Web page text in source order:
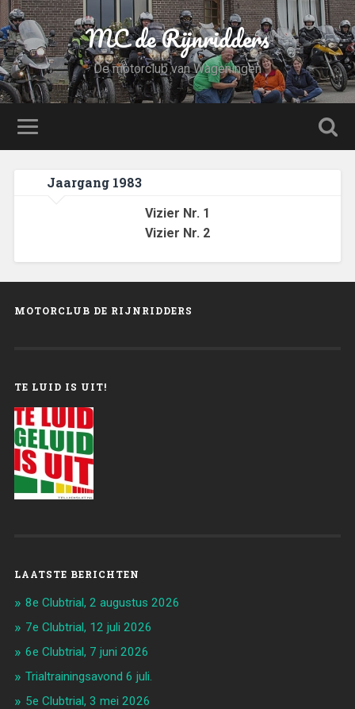
MC de Rijnridders
De motorclub van Wageningen
Jaargang 1983
Vizier Nr. 1
Vizier Nr. 2
MOTORCLUB DE RIJNRIDDERS
TE LUID IS UIT!
LAATSTE BERICHTEN
8e Clubtrial, 2 augustus 2026
7e Clubtrial, 12 juli 2026
6e Clubtrial, 7 juni 2026
Trialtrainingsavond 6 juli.
5e Clubtrial, 3 mei 2026